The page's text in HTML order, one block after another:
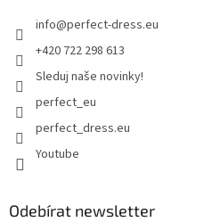
info@perfect-dress.eu
+420 722 298 613
Sleduj naše novinky!
perfect_eu
perfect_dress.eu
Youtube
Odebírat newsletter